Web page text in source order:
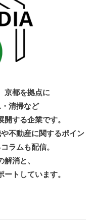
京都を拠点に
清掃など
する企業です。
や不動産に関するポイン
ラムも配信。
消と、
トしています。